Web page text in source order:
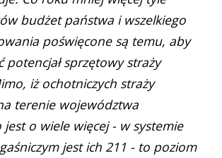
budżet państwa i wszelkiego
poświęcone są temu, aby
potencjał sprzętowy straży
iż ochotniczych straży
terenie województwa
jest o wiele więcej - w systemie
jest ich 211 - to poziom